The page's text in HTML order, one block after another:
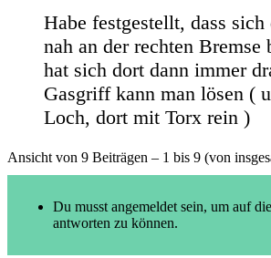
Habe festgestellt, dass
nah an der rechten Bremse
hat sich dort dann immer
Gasgriff kann man lösen (
Loch, dort mit Torx rein )
Ansicht von 9 Beiträgen – 1 bis 9 (von
Du musst angemeldet sein, um auf
antworten zu können.